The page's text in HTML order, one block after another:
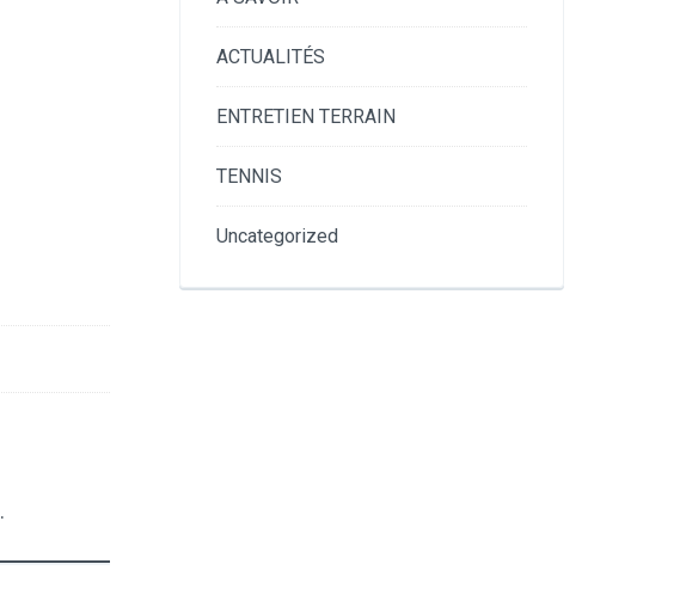
ACTUALITÉS
ENTRETIEN TERRAIN
TENNIS
Uncategorized